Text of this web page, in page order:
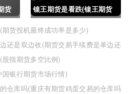
货
镍王期货是看跌(镍王期货
是看跌还是看涨)
货投机最终成功率是多少)
还是双边收(期货交易手续费是单边还
指期货多空比例)
银行期货市场行情)
仓库吗(重庆有期货鸡蛋交易的仓库吗